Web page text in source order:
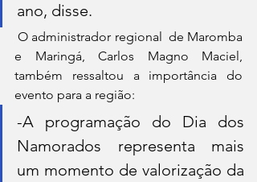
ano, disse.
O administrador regional  de Maromba
e Maringá, Carlos Magno Maciel,
também ressaltou a importância do
evento para a região:
-A programação do Dia dos
Namorados representa mais
um momento de valorização da